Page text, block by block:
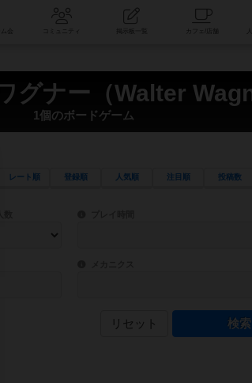
コミュニティ
グナー（Walter
1個のボードゲーム
レート順 登録順 人気順 注目順 投稿数
目安となる所要時間を指定することが
ーを指定することができます。直感的にゲームシステムを
ゲーム性を構成するコアシステムです
リセット